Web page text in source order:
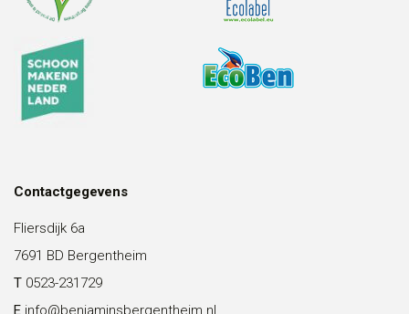
Contactgegevens
Fliersdijk 6a
7691 BD Bergentheim
T 0523-231729
E info@benjaminsbergentheim.nl